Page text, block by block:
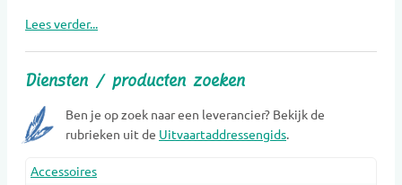
Lees verder...
Diensten / producten zoeken
Ben je op zoek naar een leverancier? Bekijk de
rubrieken uit de Uitvaartaddressengids.
Accessoires